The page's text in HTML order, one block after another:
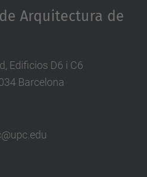
Arquitectura de
Edificios D6 i C6
Barcelona